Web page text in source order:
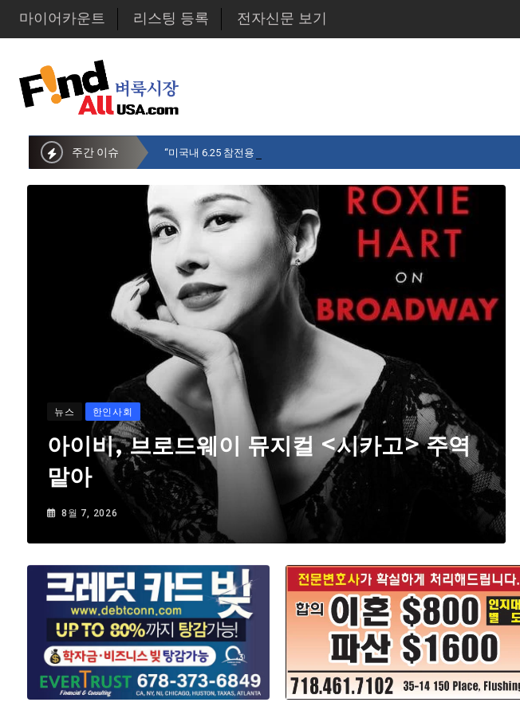
마이어카운트 리스팅 등록 전자신문 보기
주간 이슈 “미국내 6.25 참전용사 중 14만명만 생존…180만명 중 8% 수준
뉴스 한인사회
아이비, 브로드웨이 뮤지컬 <시카고> 주역
맡아
8월 7, 2026